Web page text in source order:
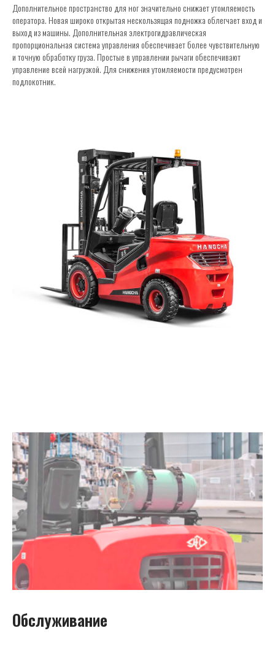
Дополнительное пространство для ног значительно снижает утомляемость
оператора. Новая широко открытая нескользящая подножка облегчает вход и
выход из машины. Дополнительная электрогидравлическая
пропорциональная система управления обеспечивает более чувствительную
и точную обработку груза. Простые в управлении рычаги обеспечивают
управление всей нагрузкой. Для снижения утомляемости предусмотрен
подлокотник.
Обслуживание